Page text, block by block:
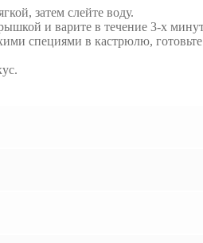
затем слейте воду.
и варите в течение 3-х
специями в кастрюлю,